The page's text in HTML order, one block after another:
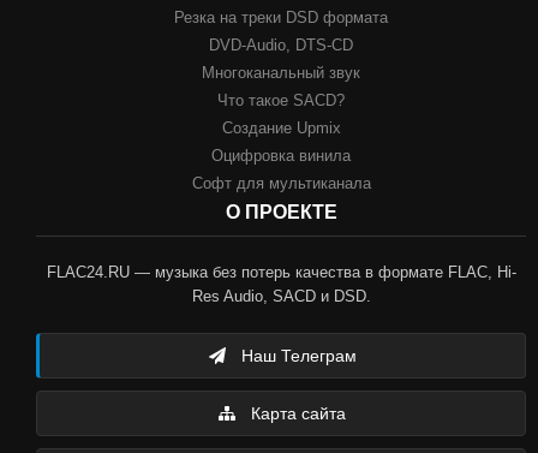
Резка на треки DSD формата
DVD-Audio, DTS-CD
Многоканальный звук
Что такое SACD?
Создание Upmix
Оцифровка винила
Софт для мультиканала
О ПРОЕКТЕ
FLAC24.RU — музыка без потерь качества в формате FLAC, Hi-
Res Audio, SACD и DSD.
Наш Телеграм
Карта сайта